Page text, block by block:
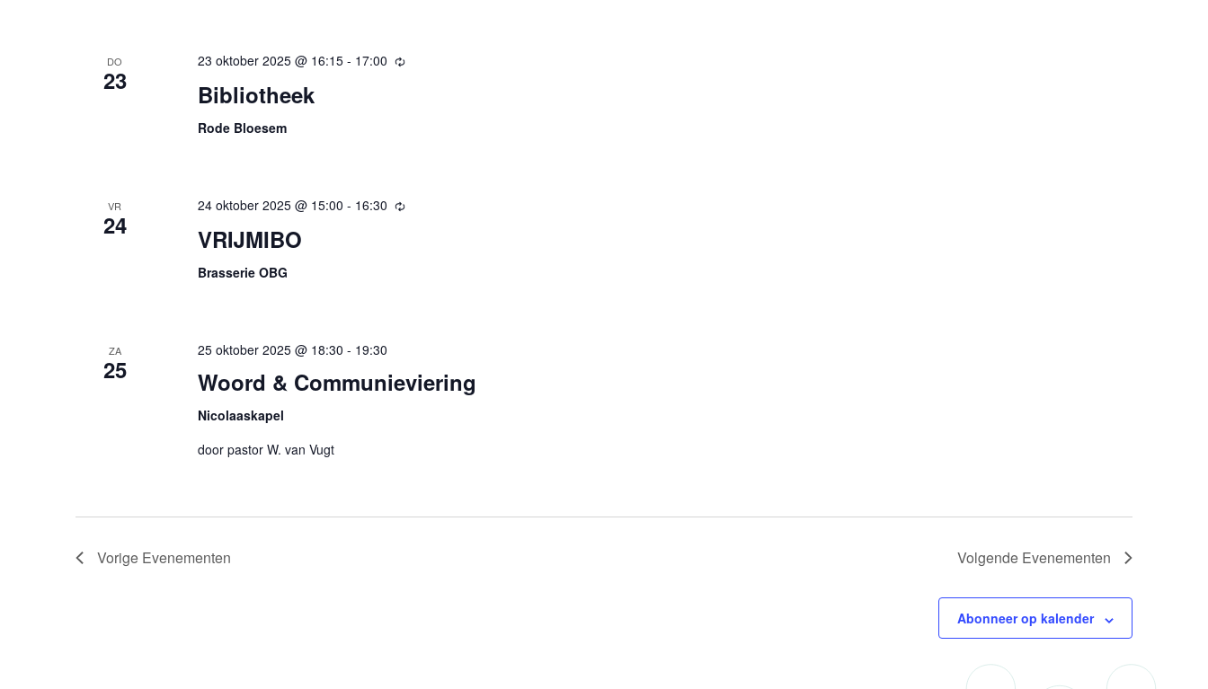
DO
23
23 oktober 2025 @ 16:15- 17:00 Terugkerend
Bibliotheek
Rode Bloesem
VR
24
24 oktober 2025 @ 15:00 - 16:30 Terugkerend
VRIJMIBO
Brasserie OBG
ZA
25
25 oktober 2025 @ 18:30 - 19:30
Woord & Communieviering
Nicolaaskapel
door pastor W. van Vugt
Vorige Evenementen Volgende Evenementen
Abonneer op kalender